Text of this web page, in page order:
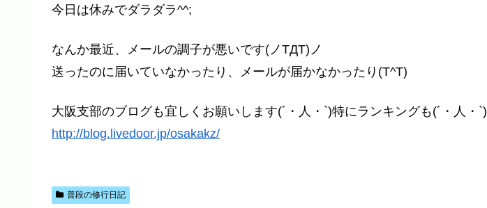
今日は休みでダラダラ^^;
なんか最近、メールの調子が悪いです(ノTДT)ノ
送ったのに届いていなかったり、メールが届かなかったり(T^T)
大阪支部のブログも宜しくお願いします(´・人・`)特にランキングも(´・人・`)
http://blog.livedoor.jp/osakakz/
普段の修行日記